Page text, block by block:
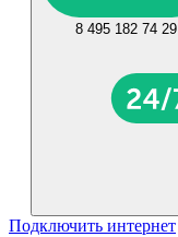
8 495 182 74 29
Подключить интернет